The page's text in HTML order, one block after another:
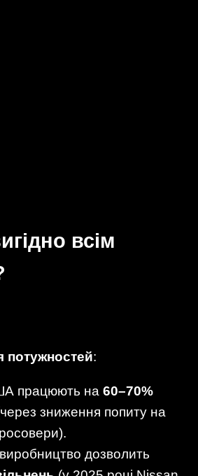
всім
потужностей:
працюють на 60–70%
зниження попиту на
дозволить